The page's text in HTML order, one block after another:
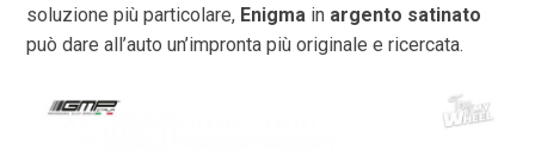
soluzione più particolare, Enigma in argento satinato
può dare all’auto un’impronta più originale e ricercata.